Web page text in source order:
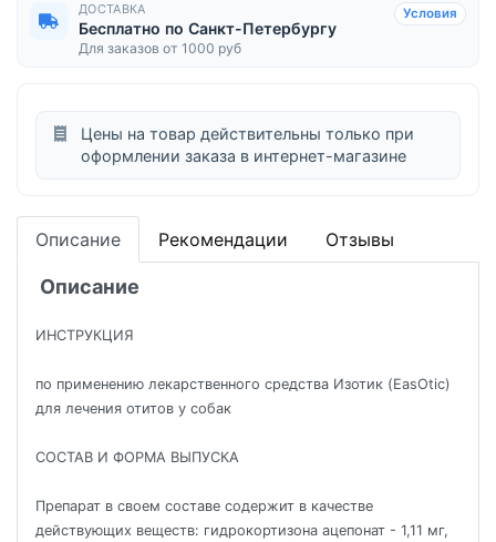
ДОСТАВКА
Бесплатно по Санкт-Петербургу
Для заказов от 1000 руб
Условия
Цены на товар действительны только при
оформлении заказа в интернет-магазине
Описание Рекомендации Отзывы
Описание
ИНСТРУКЦИЯ
по применению лекарственного средства Изотик (EasOtic)
для лечения отитов у собак
СОСТАВ И ФОРМА ВЫПУСКА
Препарат в своем составе содержит в качестве
действующих веществ: гидрокортизона ацепонат - 1,11 мг,